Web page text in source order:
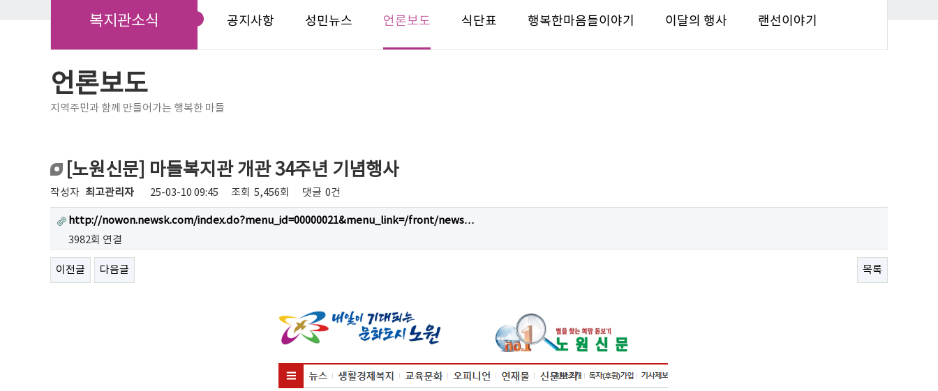
복지관소식 공지사항 성민뉴스 언론보도 식단표 행복한마음들이야기 이달의 행사 랜선이야기
언론보도
지역주민과 함께 만들어가는 행복한 마들
[노원신문] 마들복지관 개관 34주년 기념행사
작성자 최고관리자 25-03-10 09:45 조회 5,456회 댓글 0건
http://nowon.newsk.com/index.do?menu_id=00000021&menu_link=/front/news…
3982회 연결
이전글 다음글 목록